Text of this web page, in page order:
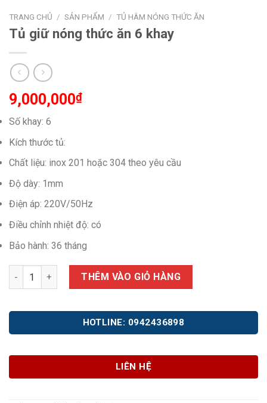
TRANG CHỦ / SẢN PHẨM / TỦ HÂM NÓNG THỨC ĂN
Tủ giữ nóng thức ăn 6 khay
9,000,000₫
Số khay: 6
Kích thước tủ:
Chất liệu: inox 201 hoặc 304 theo yêu cầu
Độ dày: 1mm
Điện áp: 220V/50Hz
Điều chỉnh nhiệt độ: có
Bảo hành: 36 tháng
Tủ giữ nóng thức ăn 6 khay số lượng
THÊM VÀO GIỎ HÀNG
HOTLINE: 0942436898
LIÊN HỆ